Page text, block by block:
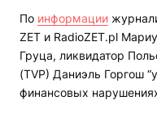
По информации
ZET и RadioZET.pl
Груца, ликвидатор
(TVP) Даниэль Горгош
финансовых